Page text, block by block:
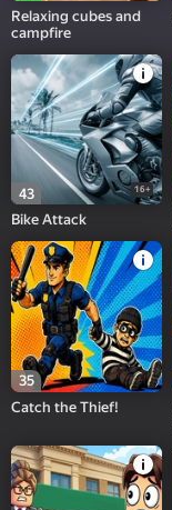
Relaxing cubes and
campfire
43 16+
Bike Attack
35
Catch the Thief!